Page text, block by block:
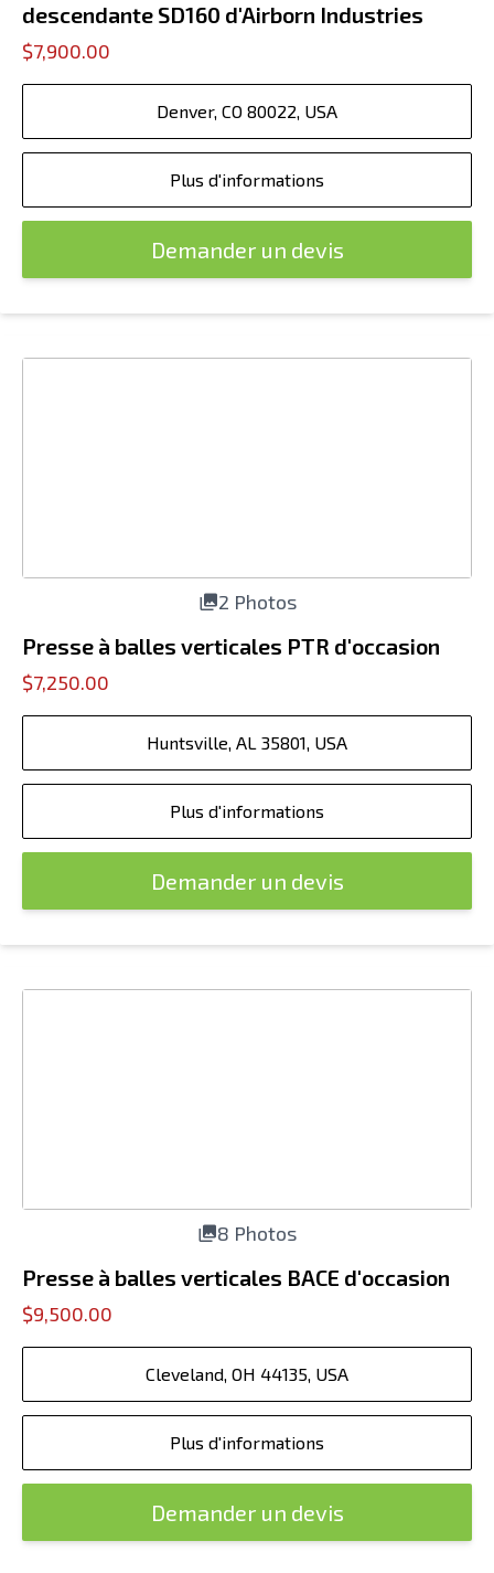
descendante SD160 d'Airborn Industries
$7,900.00
Denver, CO 80022, USA
Plus d'informations
Demander un devis
2 Photos
Presse à balles verticales PTR d'occasion
$7,250.00
Huntsville, AL 35801, USA
Plus d'informations
Demander un devis
8 Photos
Presse à balles verticales BACE d'occasion
$9,500.00
Cleveland, OH 44135, USA
Plus d'informations
Demander un devis